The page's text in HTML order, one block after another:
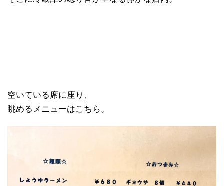
空いている席に座り、
眺めるメニューはこちら。